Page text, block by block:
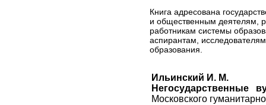
Книга адресована
и общественным деятелям,
работникам системы
аспирантам,
образования.
Ильинский И. М.
Негосударственные
Московского